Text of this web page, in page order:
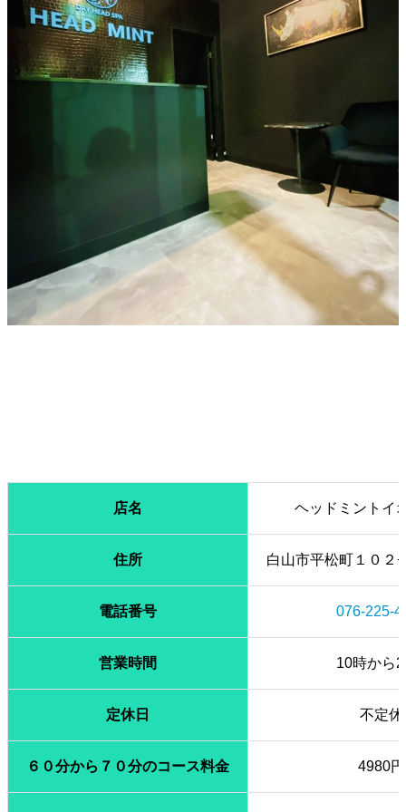
店名 ヘッドミントイ
住所 白山市平松町１０２
電話番号 076-225-
営業時間 10時から
定休日 不定休
６０分から７０分のコース料金 4980円